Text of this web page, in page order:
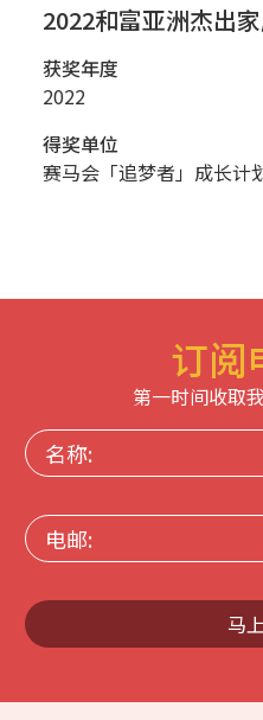
2022和富亚洲杰出
获奖年度
2022
得奖单位
赛马会「追梦者」成长计
订阅
第一时间收取
名
称:
电
邮:
马